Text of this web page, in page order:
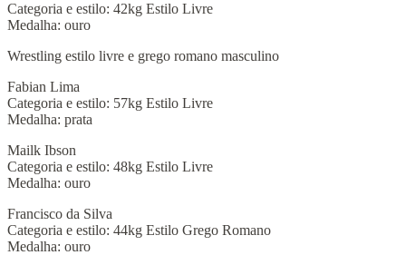
Categoria e estilo: 42kg Estilo Livre
Medalha: ouro
Wrestling estilo livre e grego romano masculino
Fabian Lima
Categoria e estilo: 57kg Estilo Livre
Medalha: prata
Mailk Ibson
Categoria e estilo: 48kg Estilo Livre
Medalha: ouro
Francisco da Silva
Categoria e estilo: 44kg Estilo Grego Romano
Medalha: ouro